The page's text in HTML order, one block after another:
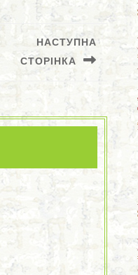
НАСТУПНА
СТОРІНКА